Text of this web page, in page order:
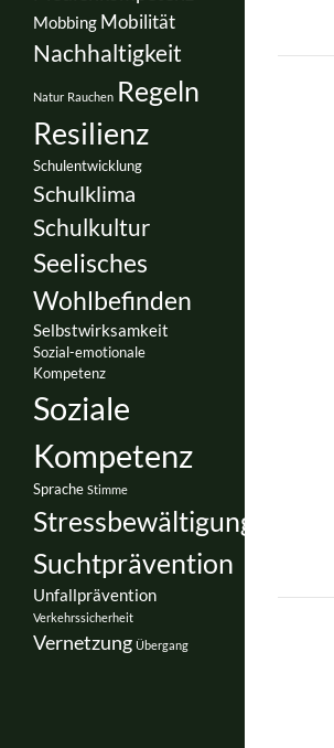
Mobbing Mobilität
Nachhaltigkeit
Natur Rauchen Regeln
Resilienz
Schulentwicklung
Schulklima
Schulkultur
Seelisches
Wohlbefinden
Selbstwirksamkeit
Sozial-emotionale
Kompetenz
Soziale
Kompetenz
Sprache Stimme
Stressbewältigung
Suchtprävention
Unfallprävention
Verkehrssicherheit
Vernetzung Übergang